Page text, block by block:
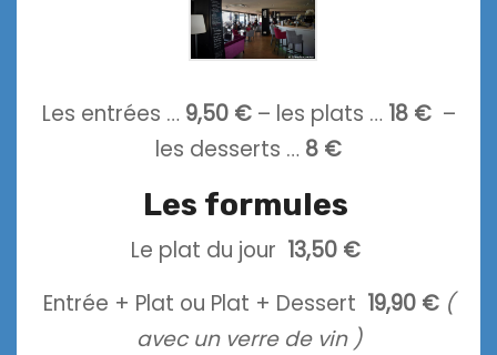
Les entrées … 9,50 €– les plats … 18 €–
les desserts … 8 €
Les formules
Le plat du jour 13,50 €
Entrée + Plat ou Plat + Dessert 19,90 € (
avec un verre de vin )